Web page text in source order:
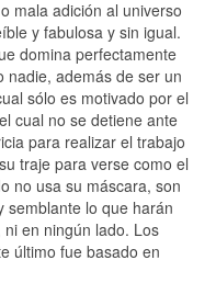
mala adición al universo
y fabulosa y sin igual.
domina perfectamente
nadie, además de ser un
sólo es motivado por el
cual no se detiene ante
para realizar el trabajo
traje para verse como el
no usa su máscara, son
semblante lo que harán
en ningún lado. Los
último fue basado en